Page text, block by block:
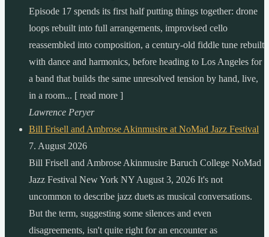
Episode 17 spends its first half putting things together: drone
loops rebuilt into full arrangements, improvised cello
reassembled into composition, a century-old fiddle tune rebuilt
with dance and harmonics, before heading to Los Angeles for
a band that builds the same unresolved tension by hand, live,
in a room... [ read more ]
Lawrence Peryer
Bill Frisell and Ambrose Akinmusire at NoMad Jazz Festival
7. August 2026
Bill Frisell and Ambrose Akinmusire Baruch College NoMad
Jazz Festival New York NY August 3, 2026 It's not
uncommon to describe jazz duets as musical conversations.
But the term, suggesting some silences and even
disagreements, isn't quite right for an encounter as